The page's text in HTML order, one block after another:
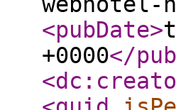
<pubDate>
+0000</